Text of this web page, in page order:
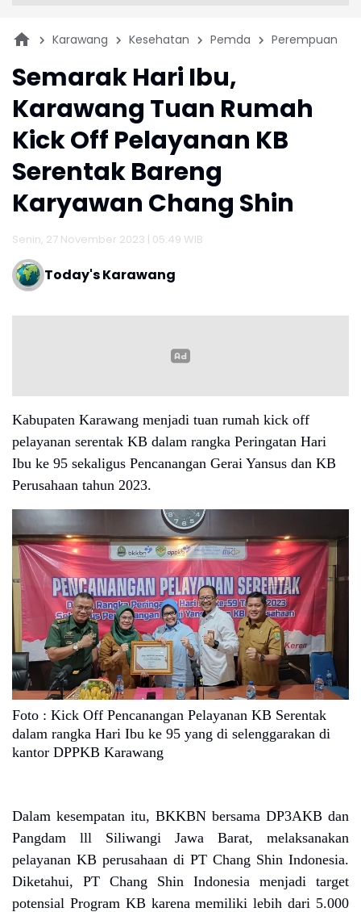
Karawang Kesehatan Pemda Perempuan
Semarak Hari Ibu,
Karawang Tuan Rumah
Kick Off Pelayanan KB
Serentak Bareng
Karyawan Chang Shin
Senin, 27 November 2023 | 05:49 WIB
Today's Karawang
Kabupaten Karawang menjadi tuan rumah kick off
pelayanan serentak KB dalam rangka Peringatan Hari
Ibu ke 95 sekaligus Pencanangan Gerai Yansus dan KB
Perusahaan tahun 2023.
Foto : Kick Off Pencanangan Pelayanan KB Serentak
dalam rangka Hari Ibu ke 95 yang di selenggarakan di
kantor DPPKB Karawang
Dalam kesempatan itu, BKKBN bersama DP3AKB dan
Pangdam lll Siliwangi Jawa Barat, melaksanakan
pelayanan KB perusahaan di PT Chang Shin Indonesia.
Diketahui, PT Chang Shin Indonesia menjadi target
potensial Program KB karena memiliki lebih dari 5.000